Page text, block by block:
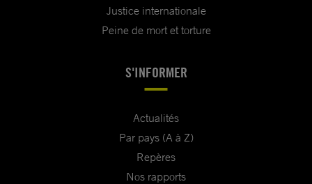
Justice internationale
Peine de mort et torture
S'INFORMER
Actualités
Par pays (A à Z)
Repères
Nos rapports